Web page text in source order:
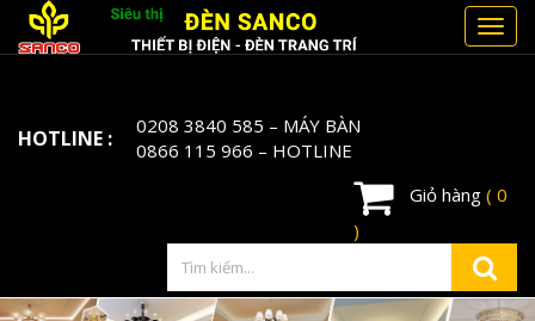
HOTLINE : 0208 3840 585 – MÁY BÀN
0866 115 966 – HOTLINE
Giỏ hàng ( 0
)